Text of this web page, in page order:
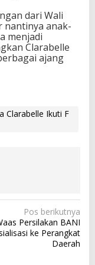
dari Wali
nantinya anak-
menjadi
Clarabelle
ajang
Clarabelle Ikuti F
Pos berikutnya
Persilakan BANI
ke Perangkat
Daerah